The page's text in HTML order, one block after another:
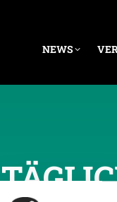
NEWS